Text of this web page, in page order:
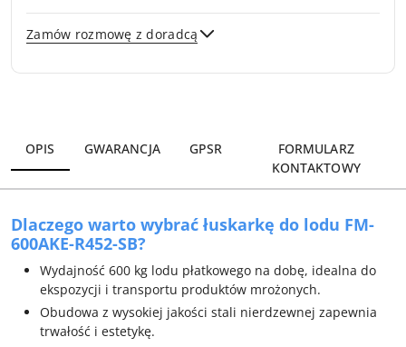
Zamów rozmowę z doradcą
OPIS GWARANCJA GPSR
FORMULARZ
KONTAKTOWY
Dlaczego warto wybrać łuskarkę do lodu FM-
600AKE-R452-SB?
Wydajność 600 kg lodu płatkowego na dobę, idealna do
ekspozycji i transportu produktów mrożonych.
Obudowa z wysokiej jakości stali nierdzewnej zapewnia
trwałość i estetykę.